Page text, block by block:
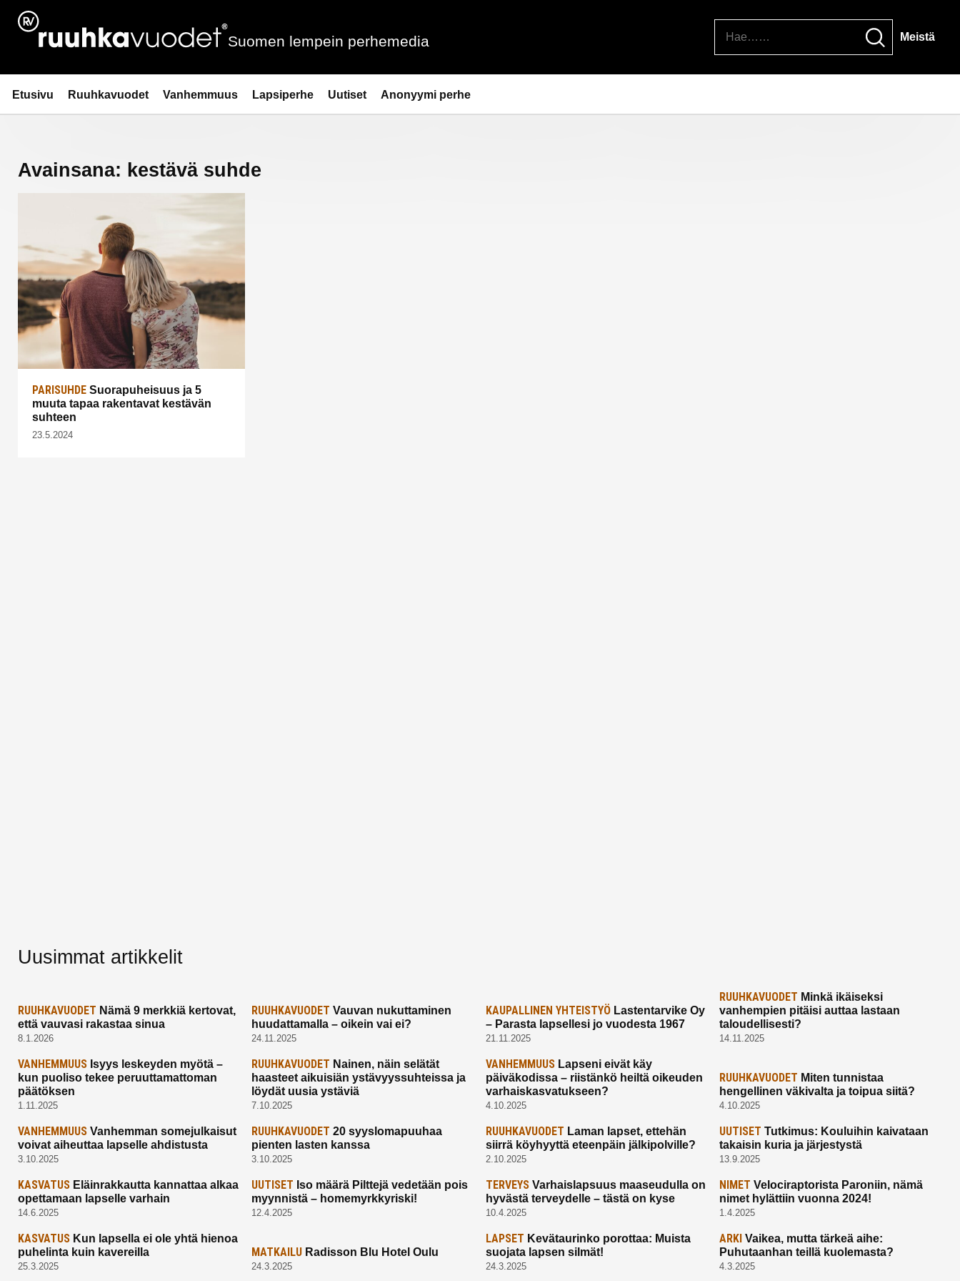
Siirry
sisältöön
Ruuhkavuodet.fi
Suomen lempein perhemedia Meistä
Etusivu Ruuhkavuodet Vanhemmuus Lapsiperhe Uutiset Anonyymi perhe
Avainsana: kestävä suhde
PARISUHDE Suorapuheisuus ja 5
muuta tapaa rakentavat kestävän
suhteen
23.5.2024
Uusimmat artikkelit
RUUHKAVUODET Nämä 9 merkkiä kertovat,
että vauvasi rakastaa sinua
8.1.2026
RUUHKAVUODET Vauvan nukuttaminen
huudattamalla – oikein vai ei?
24.11.2025
KAUPALLINEN YHTEISTYÖLastentarvike Oy
– Parasta lapsellesi jo vuodesta 1967
21.11.2025
RUUHKAVUODET Minkä ikäiseksi
vanhempien pitäisi auttaa lastaan
taloudellisesti?
14.11.2025
VANHEMMUUS Isyys leskeyden myötä –
kun puoliso tekee peruuttamattoman
päätöksen
1.11.2025
RUUHKAVUODET Nainen, näin selätät
haasteet aikuisiän ystävyyssuhteissa ja
löydät uusia ystäviä
7.10.2025
VANHEMMUUSLapseni eivät käy
päiväkodissa – riistänkö heiltä oikeuden
varhaiskasvatukseen?
4.10.2025
RUUHKAVUODET Miten tunnistaa
hengellinen väkivalta ja toipua siitä?
4.10.2025
VANHEMMUUS Vanhemman somejulkaisut
voivat aiheuttaa lapselle ahdistusta
3.10.2025
RUUHKAVUODET 20 syyslomapuuhaa
pienten lasten kanssa
3.10.2025
RUUHKAVUODET Laman lapset, ettehän
siirrä köyhyyttä eteenpäin jälkipolville?
2.10.2025
UUTISET Tutkimus: Kouluihin kaivataan
takaisin kuria ja järjestystä
13.9.2025
KASVATUS Eläinrakkautta kannattaa alkaa
opettamaan lapselle varhain
14.6.2025
UUTISET Iso määrä Pilttejä vedetään pois
myynnistä – homemyrkkyriski!
12.4.2025
TERVEYSVarhaislapsuus maaseudulla on
hyvästä terveydelle – tästä on kyse
10.4.2025
NIMET Velociraptorista Paroniin, nämä
nimet hylättiin vuonna 2024!
1.4.2025
KASVATUS Kun lapsella ei ole yhtä hienoa
puhelinta kuin kavereilla
25.3.2025
MATKAILU Radisson Blu Hotel Oulu
24.3.2025
LAPSET Kevätaurinko porottaa: Muista
suojata lapsen silmät!
24.3.2025
ARKI Vaikea, mutta tärkeä aihe:
Puhutaanhan teillä kuolemasta?
4.3.2025